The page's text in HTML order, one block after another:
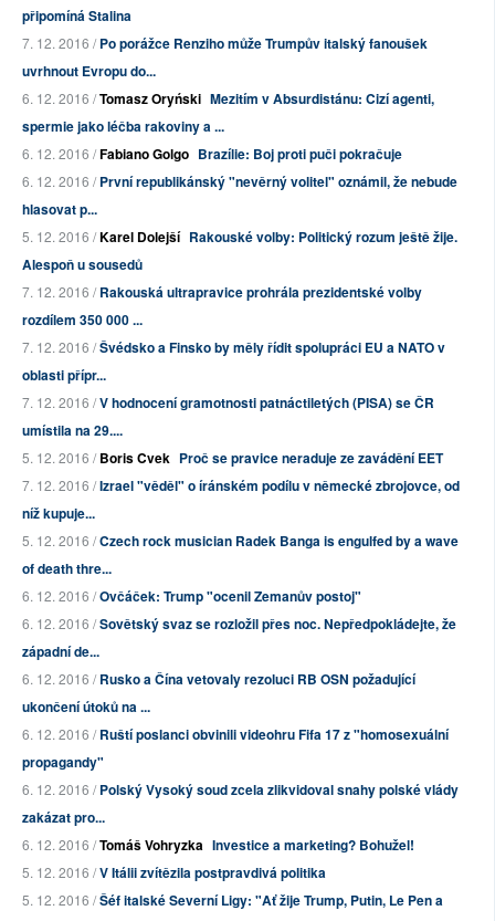
připomíná Stalina
7. 12. 2016 /Po porážce Renziho může Trumpův italský fanoušek
uvrhnout Evropu do...
6. 12. 2016 /Tomasz Oryński Mezitím v Absurdistánu: Cizí agenti,
spermie jako léčba rakoviny a ...
6. 12. 2016 /Fabiano Golgo Brazílie: Boj proti puči pokračuje
6. 12. 2016 /První republikánský "nevěrný volitel" oznámil, že nebude
hlasovat p...
5. 12. 2016 /Karel Dolejší Rakouské volby: Politický rozum ještě žije.
Alespoň u sousedů
7. 12. 2016 /Rakouská ultrapravice prohrála prezidentské volby
rozdílem 350 000 ...
7. 12. 2016 /Švédsko a Finsko by měly řídit spolupráci EU a NATO v
oblasti přípr...
7. 12. 2016 /V hodnocení gramotnosti patnáctiletých (PISA) se ČR
umístila na 29....
5. 12. 2016 /Boris Cvek Proč se pravice neraduje ze zavádění EET
7. 12. 2016 /Izrael "věděl" o íránském podílu v německé zbrojovce, od
níž kupuje...
5. 12. 2016 /Czech rock musician Radek Banga is engulfed by a wave
of death thre...
6. 12. 2016 /Ovčáček: Trump "ocenil Zemanův postoj"
6. 12. 2016 /Sovětský svaz se rozložil přes noc. Nepředpokládejte, že
západní de...
6. 12. 2016 /Rusko a Čína vetovaly rezoluci RB OSN požadující
ukončení útoků na ...
6. 12. 2016 /Ruští poslanci obvinili videohru Fifa 17 z "homosexuální
propagandy"
6. 12. 2016 /Polský Vysoký soud zcela zlikvidoval snahy polské vlády
zakázat pro...
6. 12. 2016 /Tomáš Vohryzka Investice a marketing? Bohužel!
5. 12. 2016 /V Itálii zvítězila postpravdivá politika
5. 12. 2016 /Šéf italské Severní Ligy: "Ať žije Trump, Putin, Le Pen a